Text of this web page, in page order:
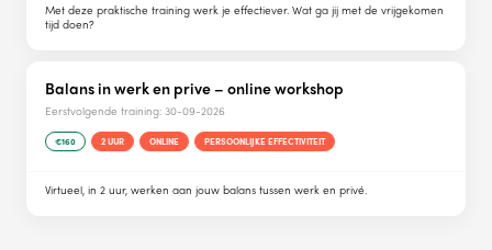
Met deze praktische training werk je effectiever. Wat ga jij met de vrijgekomen
tijd doen?
Balans in werk en prive – online workshop
Eerstvolgende training: 30-09-2026
€160 2 UUR ONLINE PERSOONLIJKE EFFECTIVITEIT
Virtueel, in 2 uur, werken aan jouw balans tussen werk en privé.